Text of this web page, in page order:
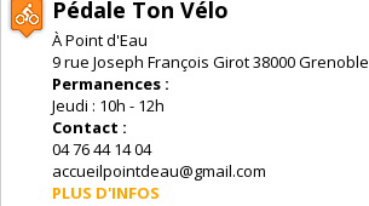
Pédale Ton Vélo
À Point d'Eau
9 rue Joseph François Girot 38000 Grenoble
Permanences :
Jeudi : 10h - 12h
Contact :
04 76 44 14 04
accueilpointdeau@gmail.com
PLUS D'INFOS